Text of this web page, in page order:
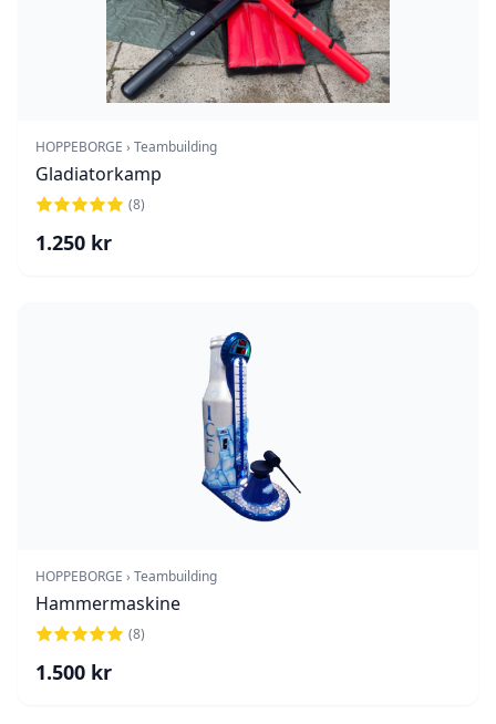
HOPPEBORGE › Teambuilding
Gladiatorkamp
(8)
1.250 kr
HOPPEBORGE › Teambuilding
Hammermaskine
(8)
1.500 kr